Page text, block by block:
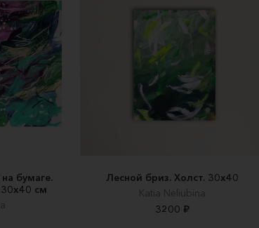
бумаге.
30х40 см
Лесной бриз. Холст. 30х40
Katia Neliubina
3200 ₽